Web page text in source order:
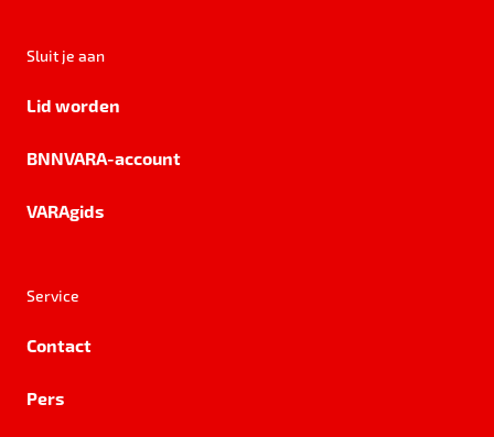
Sluit je aan
Lid worden
BNNVARA-account
VARAgids
Service
Contact
Pers